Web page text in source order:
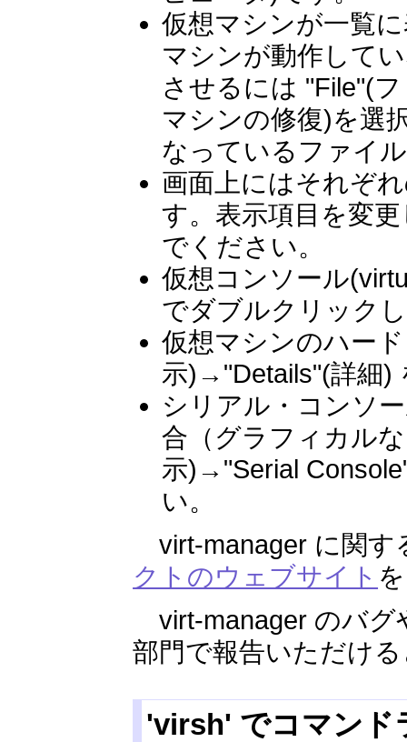
仮想マシンが一覧
マシンが動作して
させるには "File"(
マシンの修復)を選
なっているファイ
画面上にはそれぞ
す。表示項目を変
でください。
仮想コンソール
でダブルクリック
仮想マシンのハー
示)→"Details"(詳細)
シリアル・コンソ
合（グラフィカル
示)→"Serial
い。
virt-manager に関す
クトのウェブサイト
virt-manager のバグ
部門で報告いただけ
'virsh' でコマンド